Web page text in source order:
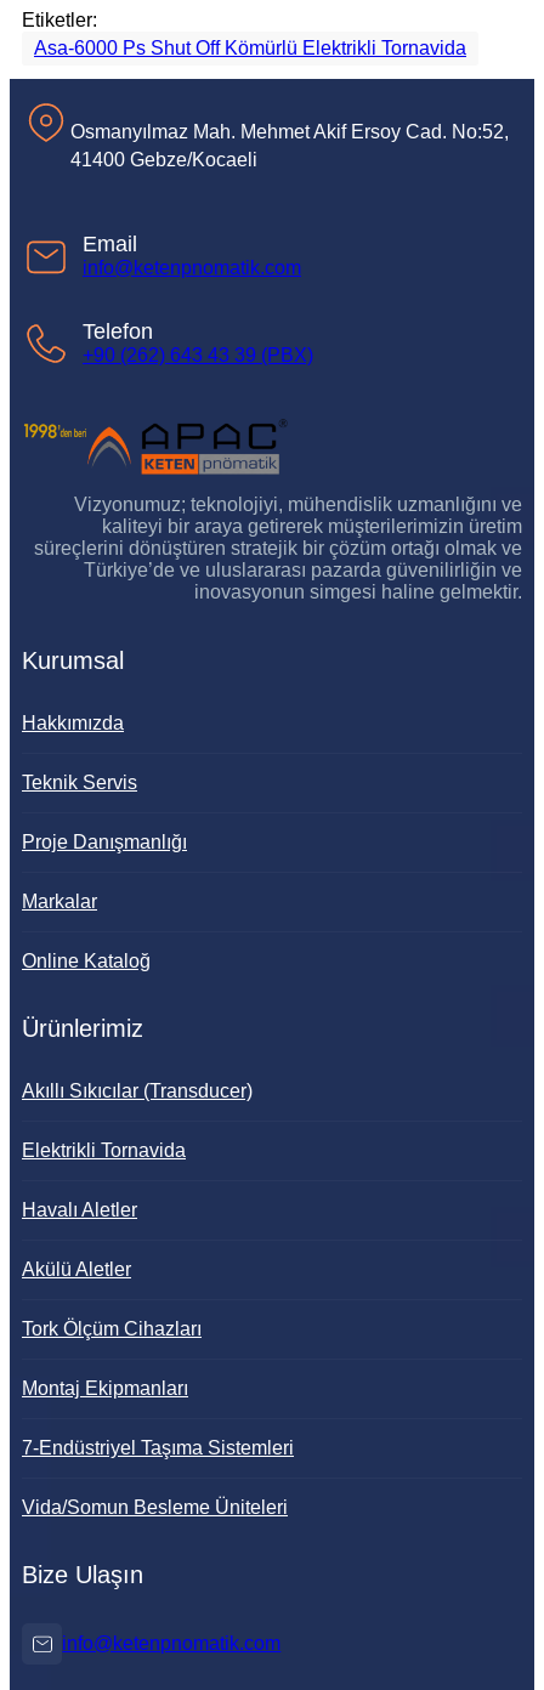
Etiketler:
Asa-6000 Ps Shut Off Kömürlü Elektrikli Tornavida
Osmanyılmaz Mah. Mehmet Akif Ersoy Cad. No:52,
41400 Gebze/Kocaeli
Email
info@ketenpnomatik.com
Telefon
+90 (262) 643 43 39 (PBX)
Vizyonumuz; teknolojiyi, mühendislik uzmanlığını ve
kaliteyi bir araya getirerek müşterilerimizin üretim
süreçlerini dönüştüren stratejik bir çözüm ortağı olmak ve
Türkiye’de ve uluslararası pazarda güvenilirliğin ve
inovasyonun simgesi haline gelmektir.
Kurumsal
Hakkımızda
Teknik Servis
Proje Danışmanlığı
Markalar
Online Kataloğ
Ürünlerimiz
Akıllı Sıkıcılar (Transducer)
Elektrikli Tornavida
Havalı Aletler
Akülü Aletler
Tork Ölçüm Cihazları
Montaj Ekipmanları
7-Endüstriyel Taşıma Sistemleri
Vida/Somun Besleme Üniteleri
Bize Ulaşın
info@ketenpnomatik.com